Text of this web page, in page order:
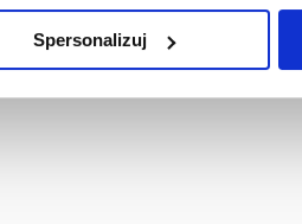
do zakładek „Informacje o
Spersonalizuj